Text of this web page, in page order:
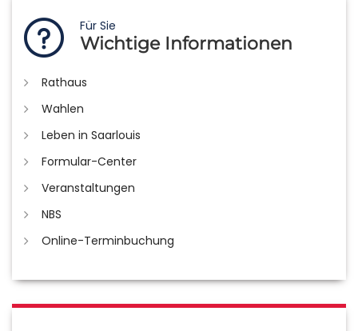
Für Sie
Wichtige Informationen
Rathaus
Wahlen
Leben in Saarlouis
Formular-Center
Veranstaltungen
NBS
Online-Terminbuchung